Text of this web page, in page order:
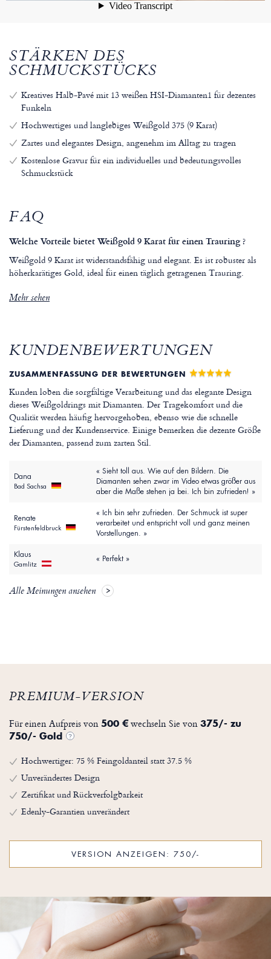
STÄRKEN DES
SCHMUCKSTÜCKS
Kreatives Halb-Pavé mit 13 weißen HSI-Diamanten1 für dezentes
Funkeln
Hochwertiges und langlebiges Weißgold 375 (9 Karat)
Zartes und elegantes Design, angenehm im Alltag zu tragen
Kostenlose Gravur für ein individuelles und bedeutungsvolles
Schmuckstück
FAQ
Welche Vorteile bietet Weißgold 9 Karat für einen Trauring ?
Weißgold 9 Karat ist widerstandsfähig und elegant. Es ist robuster als
höherkarätiges Gold, ideal für einen täglich getragenen Trauring.
Mehr sehen
KUNDENBEWERTUNGEN
ZUSAMMENFASSUNG DER BEWERTUNGEN
Kunden loben die sorgfältige Verarbeitung und das elegante Design
dieses Weißgoldrings mit Diamanten. Der Tragekomfort und die
Qualität werden häufig hervorgehoben, ebenso wie die schnelle
Lieferung und der Kundenservice. Einige bemerken die dezente Größe
der Diamanten, passend zum zarten Stil.
Dana
Bad Sachsa
« Sieht toll aus. Wie auf den Bildern. Die
Diamanten sehen zwar im Video etwas größer aus
aber die Maße stehen ja bei. Ich bin zufrieden! »
Renate
Fürstenfeldbruck
« Ich bin sehr zufrieden. Der Schmuck ist super
verarbeitet und entspricht voll und ganz meinen
Vorstellungen. »
Klaus
Gamlitz
« Perfekt »
Alle Meinungen ansehen
PREMIUM-VERSION
Für einen Aufpreis von 500 €wechseln Sie von 375/- zu
750/- Gold
?
Hochwertiger: 75 % Feingoldanteil statt 37.5 %
Unverändertes Design
Zertifikat und Rückverfolgbarkeit
Edenly-Garantien unverändert
VERSION ANZEIGEN: 750/-